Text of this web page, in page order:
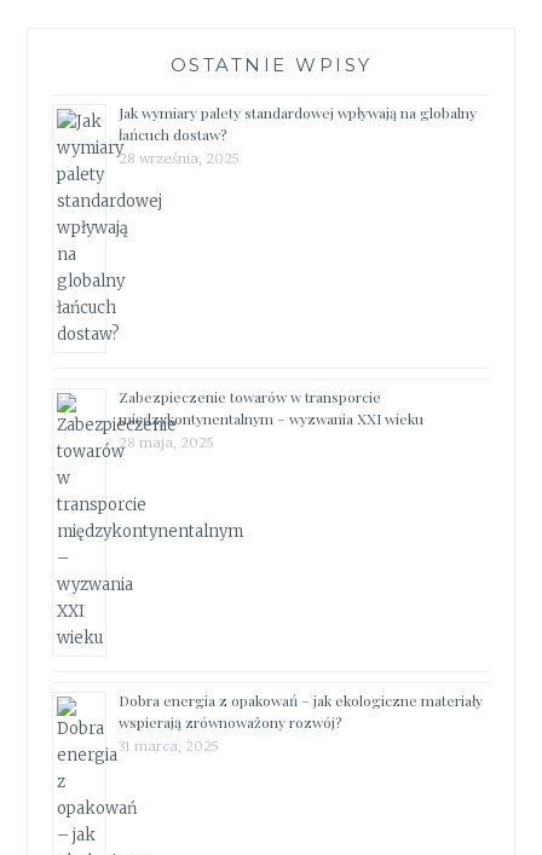
OSTATNIE WPISY
Jak wymiary palety standardowej wpływają na globalny
łańcuch dostaw?
28 września, 2025
Zabezpieczenie towarów w transporcie
międzykontynentalnym – wyzwania XXI wieku
28 maja, 2025
Dobra energia z opakowań – jak ekologiczne materiały
wspierają zrównoważony rozwój?
31 marca, 2025